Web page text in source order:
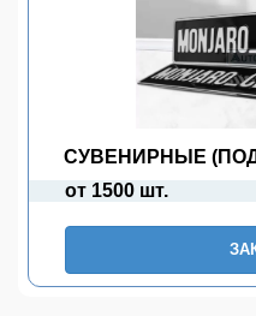
СУВЕНИРНЫЕ
от 1500 шт.